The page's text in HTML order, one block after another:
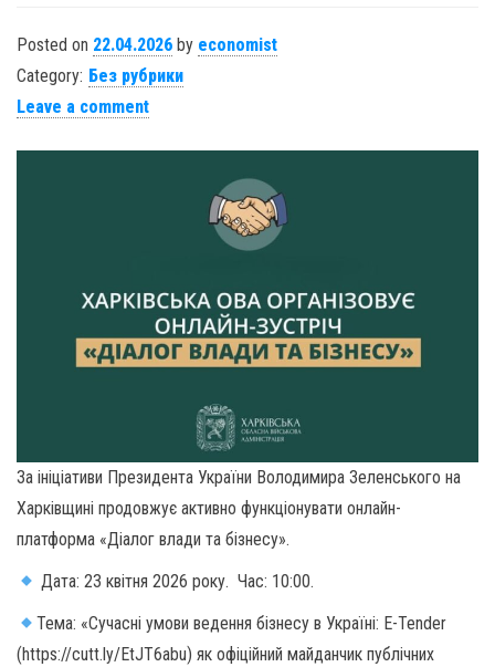
Posted on 22.04.2026 by economist
Category: Без рубрики
Leave a comment
За ініціативи Президента України Володимира Зеленського на
Харківщині продовжує активно функціонувати онлайн-
платформа «Діалог влади та бізнесу».
Дата: 23 квітня 2026 року. Час: 10:00.
Тема: «Сучасні умови ведення бізнесу в Україні: E-Tender
(https://cutt.ly/EtJT6abu) як офіційний майданчик публічних